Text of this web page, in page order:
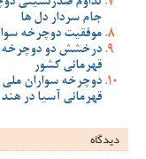
جام سردار دل ها
موفقیت دوچرخه
درخشش دو دوچرخه
قهرمانی کشور
دوچرخه سواران
قهرمانی آسیا در هند
دیدگاه